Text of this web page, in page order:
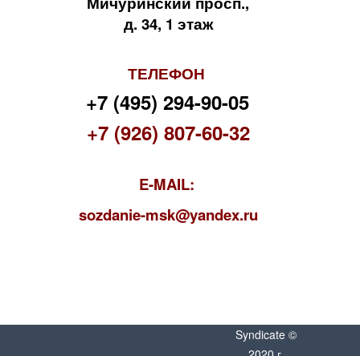
д. 34, 1 этаж
ТЕЛЕФОН
+7 (495) 294-90-05
+7 (926) 807-60-32
E-MAIL:
sozdanie-msk@yandex.ru
Syndicate ©